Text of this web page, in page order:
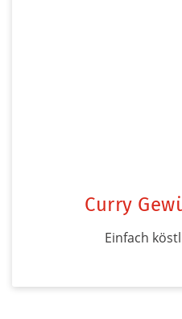
Curry
Einfach